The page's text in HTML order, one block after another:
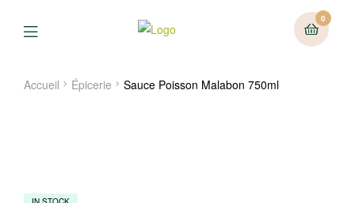
0
Menu
Accueil Épicerie Sauce Poisson Malabon 750ml